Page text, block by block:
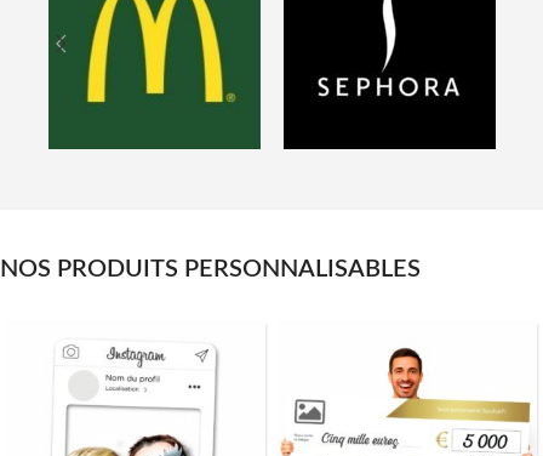
NOS PRODUITS PERSONNALISABLES